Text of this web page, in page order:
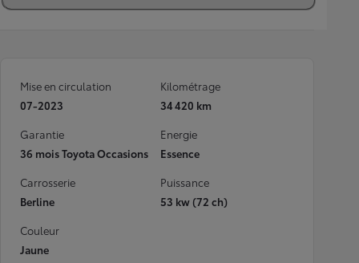
Mise en circulation
07-2023
Kilométrage
34 420 km
Garantie
36 mois Toyota Occasions
Energie
Essence
Carrosserie
Berline
Puissance
53 kw (72 ch)
Couleur
Jaune